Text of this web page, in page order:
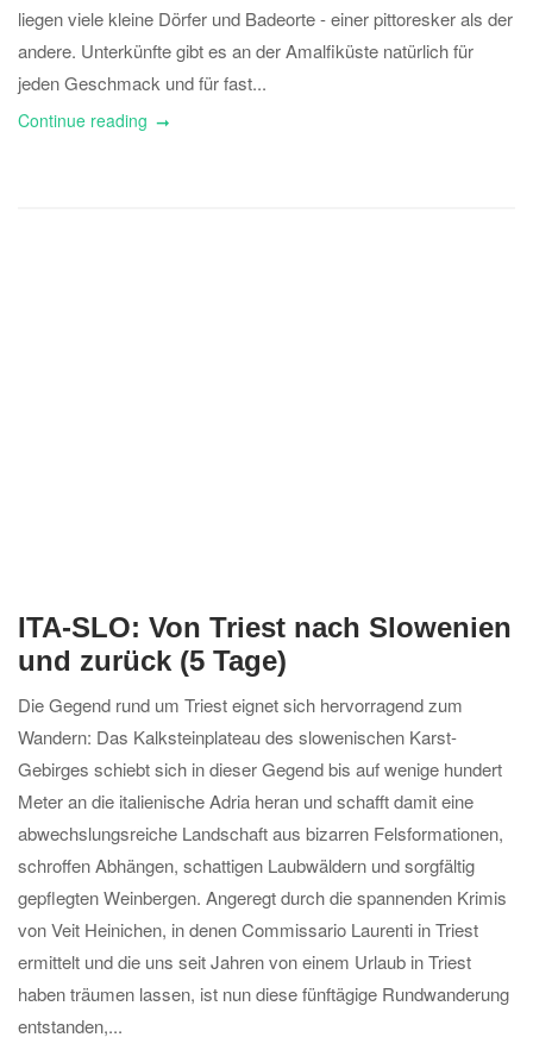
liegen viele kleine Dörfer und Badeorte - einer pittoresker als der
andere. Unterkünfte gibt es an der Amalfiküste natürlich für
jeden Geschmack und für fast...
Continue reading
ITA-SLO: Von Triest nach Slowenien
und zurück (5 Tage)
Die Gegend rund um Triest eignet sich hervorragend zum
Wandern: Das Kalksteinplateau des slowenischen Karst-
Gebirges schiebt sich in dieser Gegend bis auf wenige hundert
Meter an die italienische Adria heran und schafft damit eine
abwechslungsreiche Landschaft aus bizarren Felsformationen,
schroffen Abhängen, schattigen Laubwäldern und sorgfältig
gepflegten Weinbergen. Angeregt durch die spannenden Krimis
von Veit Heinichen, in denen Commissario Laurenti in Triest
ermittelt und die uns seit Jahren von einem Urlaub in Triest
haben träumen lassen, ist nun diese fünftägige Rundwanderung
entstanden,...